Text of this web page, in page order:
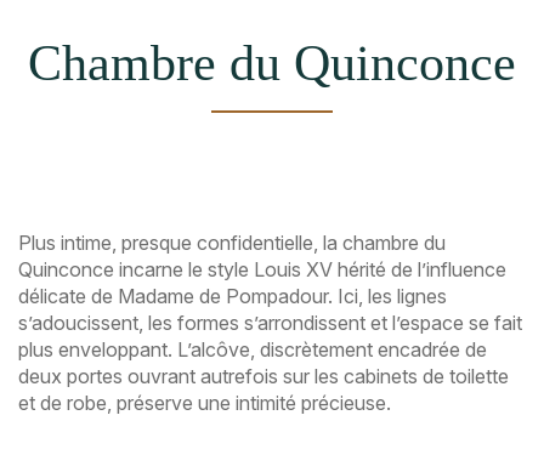
Chambre du Quinconce
Plus intime, presque confidentielle, la chambre du
Quinconce incarne le style Louis XV hérité de l’influence
délicate de Madame de Pompadour. Ici, les lignes
s’adoucissent, les formes s’arrondissent et l’espace se fait
plus enveloppant. L’alcôve, discrètement encadrée de
deux portes ouvrant autrefois sur les cabinets de toilette
et de robe, préserve une intimité précieuse.